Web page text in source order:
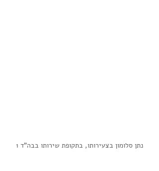
נתן סלומון בצעירותו, בתקופת שירותו בבה"ד 1